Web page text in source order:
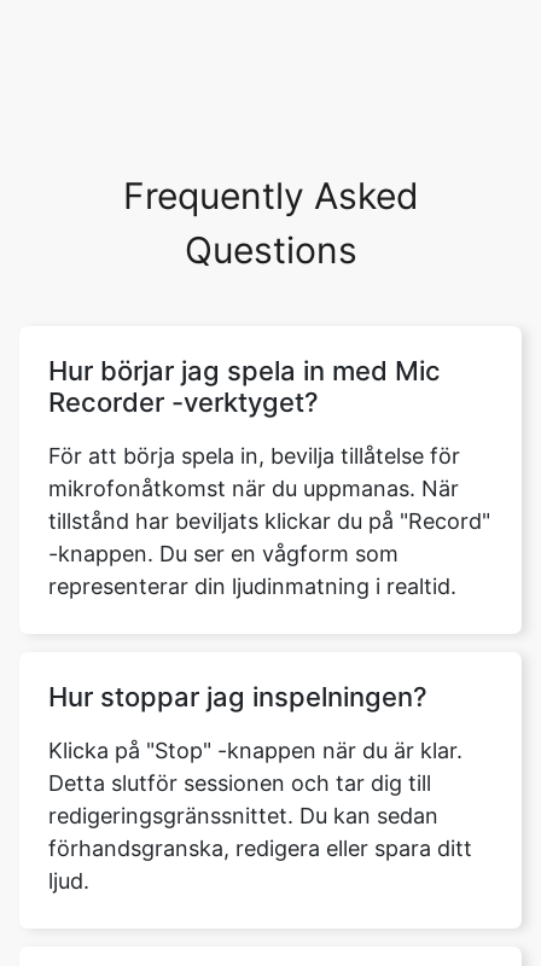
Frequently Asked
Questions
Hur börjar jag spela in med Mic
Recorder -verktyget?
För att börja spela in, bevilja tillåtelse för
mikrofonåtkomst när du uppmanas. När
tillstånd har beviljats ​​klickar du på "Record"
-knappen. Du ser en vågform som
representerar din ljudinmatning i realtid.
Hur stoppar jag inspelningen?
Klicka på "Stop" -knappen när du är klar.
Detta slutför sessionen och tar dig till
redigeringsgränssnittet. Du kan sedan
förhandsgranska, redigera eller spara ditt
ljud.